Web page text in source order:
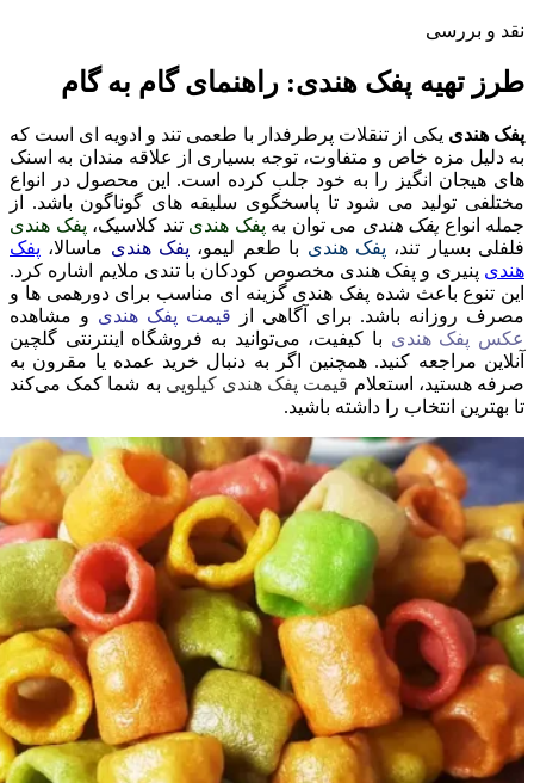
نقد و بررسی
طرز تهیه پفک هندی: راهنمای گام‌ به‌ گام
پفک هندی یکی از تنقلات پرطرفدار با طعمی تند و ادویه ای است که
به دلیل مزه خاص و متفاوت، توجه بسیاری از علاقه مندان به اسنک
های هیجان انگیز را به خود جلب کرده است. این محصول در انواع
مختلفی تولید می شود تا پاسخگوی سلیقه های گوناگون باشد. از
جمله انواعپفک هندی می توان به پفک هندی تند کلاسیک، پفک هندی
فلفلی بسیار تند، پفک هندی با طعم لیمو، پفک هندی ماسالا، پفک
هندی پنیری و پفک هندی مخصوص کودکان با تندی ملایم اشاره کرد.
این تنوع باعث شده پفک هندی گزینه ای مناسب برای دورهمی ها و
مصرف روزانه باشد. برای آگاهی از قیمت پفک هندی و مشاهده
عکس پفک هندی با کیفیت، می‌توانید به فروشگاه‌ اینترنتی گلچین
آنلاین مراجعه کنید. همچنین اگر به دنبال خرید عمده یا مقرون‌ به‌
صرفه هستید، استعلام قیمت پفک هندی کیلویی به شما کمک می‌کند
تا بهترین انتخاب را داشته باشید.